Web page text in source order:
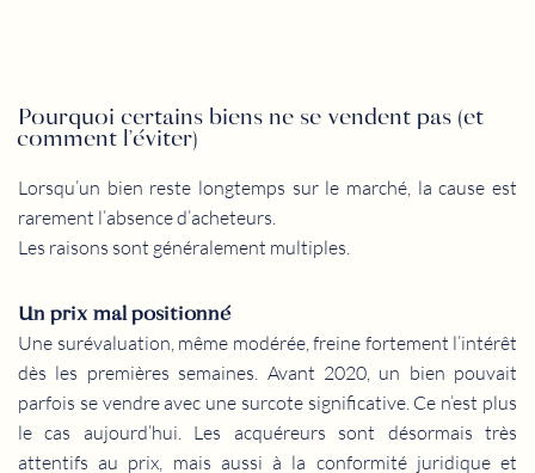
Pourquoi certains biens ne se vendent pas (et
comment l’éviter)
Lorsqu’un bien reste longtemps sur le marché, la cause est
rarement l’absence d’acheteurs.
Les raisons sont généralement multiples.
Un prix mal positionné
Une surévaluation, même modérée, freine fortement l’intérêt
dès les premières semaines. Avant 2020, un bien pouvait
parfois se vendre avec une surcote significative. Ce n’est plus
le cas aujourd’hui. Les acquéreurs sont désormais très
attentifs au prix, mais aussi à la conformité juridique et